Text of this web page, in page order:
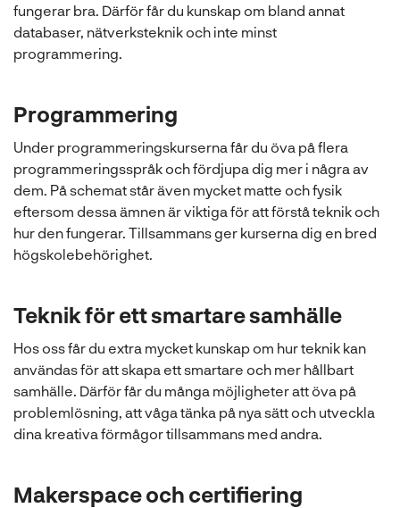
fungerar bra. Därför får du kunskap om bland annat
databaser, nätverksteknik och inte minst
programmering.
Programmering
Under programmeringskurserna får du öva på flera
programmeringsspråk och fördjupa dig mer i några av
dem. På schemat står även mycket matte och fysik
eftersom dessa ämnen är viktiga för att förstå teknik och
hur den fungerar. Tillsammans ger kurserna dig en bred
högskolebehörighet.
Teknik för ett smartare samhälle
Hos oss får du extra mycket kunskap om hur teknik kan
användas för att skapa ett smartare och mer hållbart
samhälle. Därför får du många möjligheter att öva på
problemlösning, att våga tänka på nya sätt och utveckla
dina kreativa förmågor tillsammans med andra.
Makerspace och certifiering